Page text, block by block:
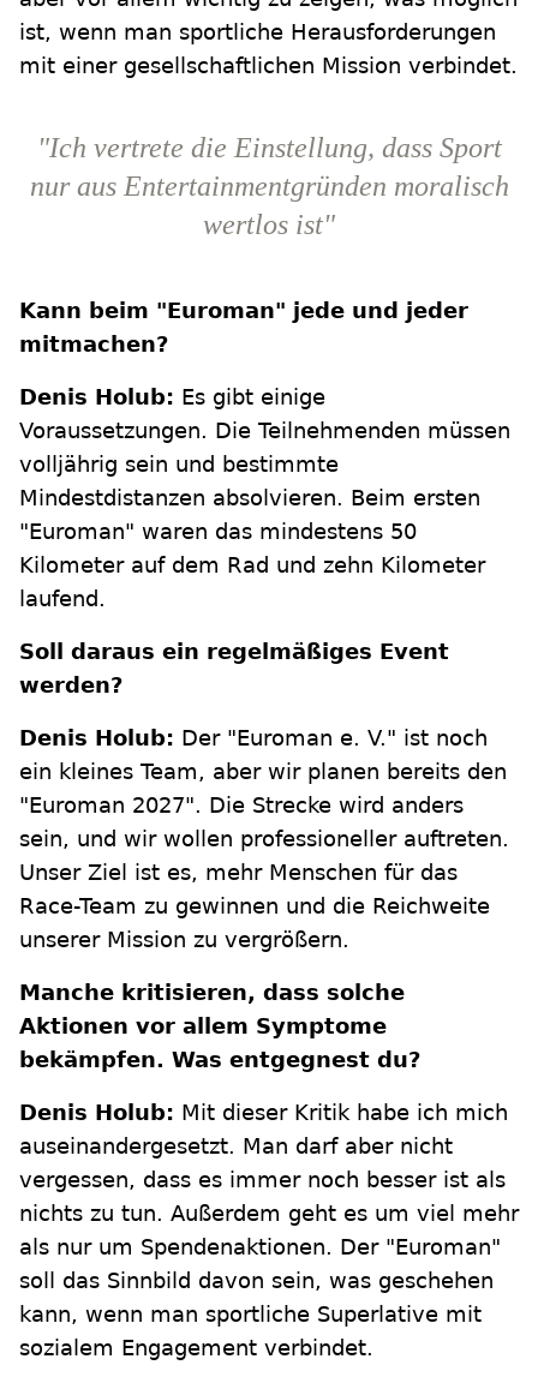
ist, wenn man sportliche Herausforderungen
mit einer gesellschaftlichen Mission verbindet.
"Ich vertrete die Einstellung, dass Sport
nur aus Entertainmentgründen moralisch
wertlos ist"
Kann beim "Euroman" jede und jeder
mitmachen?
Denis Holub: Es gibt einige
Voraussetzungen. Die Teilnehmenden müssen
volljährig sein und bestimmte
Mindestdistanzen absolvieren. Beim ersten
"Euroman" waren das mindestens 50
Kilometer auf dem Rad und zehn Kilometer
laufend.
Soll daraus ein regelmäßiges Event
werden?
Denis Holub: Der "Euroman e. V." ist noch
ein kleines Team, aber wir planen bereits den
"Euroman 2027". Die Strecke wird anders
sein, und wir wollen professioneller auftreten.
Unser Ziel ist es, mehr Menschen für das
Race-Team zu gewinnen und die Reichweite
unserer Mission zu vergrößern.
Manche kritisieren, dass solche
Aktionen vor allem Symptome
bekämpfen. Was entgegnest du?
Denis Holub: Mit dieser Kritik habe ich mich
auseinandergesetzt. Man darf aber nicht
vergessen, dass es immer noch besser ist als
nichts zu tun. Außerdem geht es um viel mehr
als nur um Spendenaktionen. Der "Euroman"
soll das Sinnbild davon sein, was geschehen
kann, wenn man sportliche Superlative mit
sozialem Engagement verbindet.